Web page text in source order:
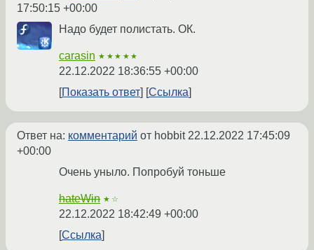
17:50:15 +00:00
Надо будет полистать. ОК.
carasin ★★★★★
22.12.2022 18:36:55 +00:00
Показать ответ
Ссылка
Ответ на: комментарий от hobbit 22.12.2022 17:45:09
+00:00
Очень уныло. Попробуй тоньше
hateWin ★☆
22.12.2022 18:42:49 +00:00
Ссылка